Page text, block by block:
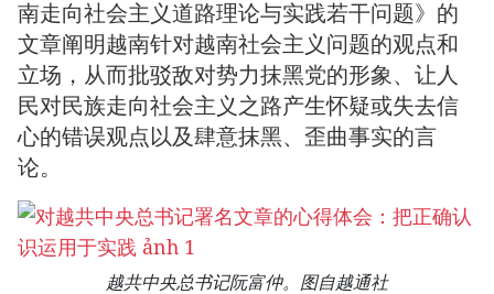
南走向社会主义道路理论与实践若干问题》的
文章阐明越南针对越南社会主义问题的观点和
立场，从而批驳敌对势力抹黑党的形象、让人
民对民族走向社会主义之路产生怀疑或失去信
心的错误观点以及肆意抹黑、歪曲事实的言
论。
越共中央总书记阮富仲。图自越通社